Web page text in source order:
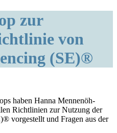
zur
von
(SE)®
haben Hanna Mennenöh-
Richtlinien zur Nutzung der
vorgestellt und Fragen aus der